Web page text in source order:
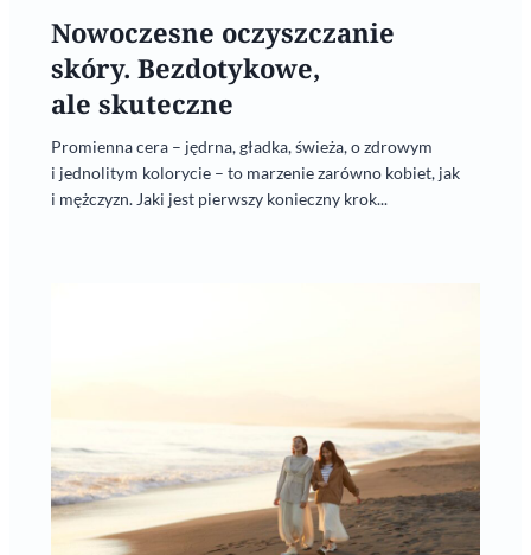
Nowoczesne oczyszczanie
skóry. Bezdotykowe,
ale skuteczne
Promienna cera – jędrna, gładka, świeża, o zdrowym
i jednolitym kolorycie – to marzenie zarówno kobiet, jak
i mężczyzn. Jaki jest pierwszy konieczny krok...